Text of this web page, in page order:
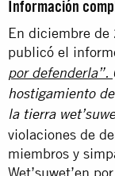
Información
En diciembre
publicó el
por defenderla”.
hostigamiento
la tierra
violaciones de
miembros y
Wet’suwet’en